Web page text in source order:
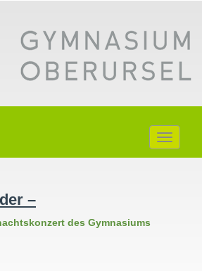
Toggle
–
des Gymnasiums